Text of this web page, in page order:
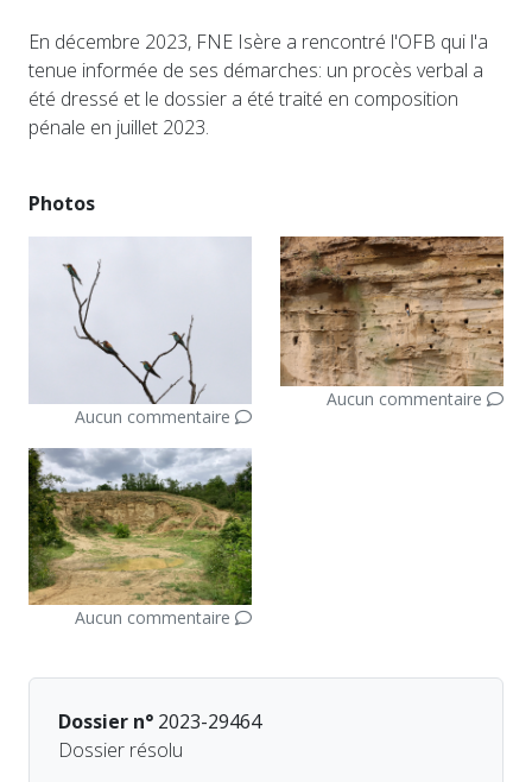
En décembre 2023, FNE Isère a rencontré l'OFB qui l'a
tenue informée de ses démarches: un procès verbal a
été dressé et le dossier a été traité en composition
pénale en juillet 2023.
Photos
Aucun commentaire
Aucun commentaire
Aucun commentaire
Dossier n° 2023-29464
Dossier résolu